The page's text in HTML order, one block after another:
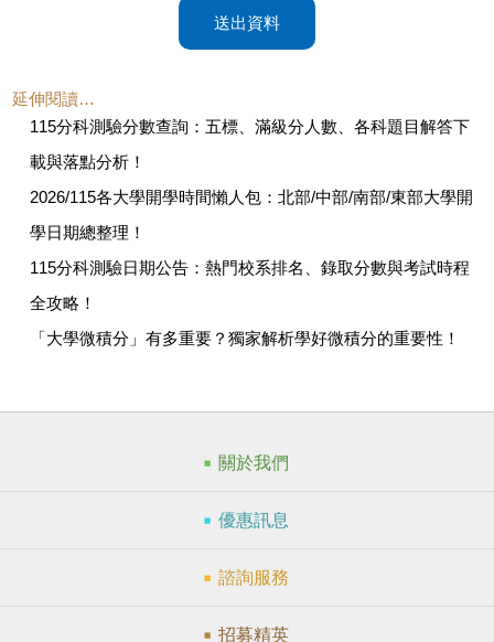
送出資料
延伸閱讀…
115分科測驗分數查詢：五標、滿級分人數、各科題目解答下
載與落點分析！
2026/115各大學開學時間懶人包：北部/中部/南部/東部大學開
學日期總整理！
115分科測驗日期公告：熱門校系排名、錄取分數與考試時程
全攻略！
「大學微積分」有多重要？獨家解析學好微積分的重要性！
關於我們
優惠訊息
諮詢服務
招募精英